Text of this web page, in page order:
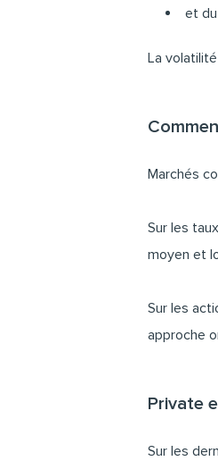
et
La
Marchés
Sur les
moyen et
Sur les
approche
Private
Sur les